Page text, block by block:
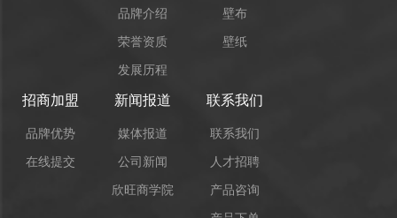
品牌介绍
荣誉资质
发展历程
壁布
壁纸
招商加盟
品牌优势
在线提交
新闻报道
媒体报道
公司新闻
欣旺商学院
联系我们
联系我们
人才招聘
产品咨询